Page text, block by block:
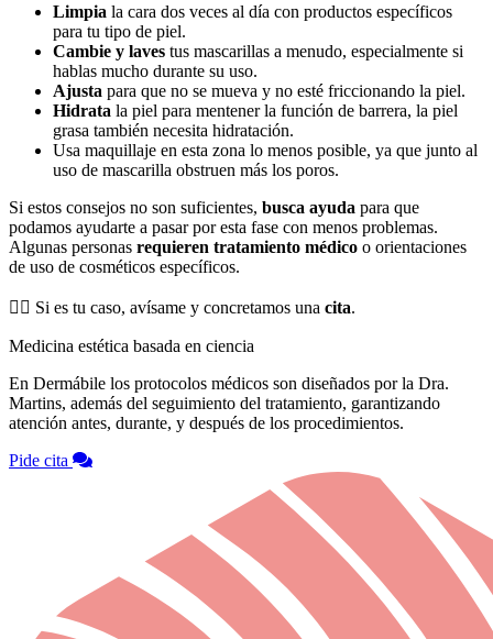
Limpia la cara dos veces al día con productos específicos
para tu tipo de piel.
Cambie y laves tus mascarillas a menudo, especialmente si
hablas mucho durante su uso.
Ajusta para que no se mueva y no esté friccionando la piel.
Hidrata la piel para mentener la función de barrera, la piel
grasa también necesita hidratación.
Usa maquillaje en esta zona lo menos posible, ya que junto al
uso de mascarilla obstruen más los poros.
Si estos consejos no son suficientes, busca ayuda para que
podamos ayudarte a pasar por esta fase con menos problemas.
Algunas personas requieren tratamiento médico o orientaciones
de uso de cosméticos específicos.
👉🏻 Si es tu caso, avísame y concretamos una cita.
Medicina estética basada en ciencia
En Dermábile los protocolos médicos son diseñados por la Dra.
Martins, además del seguimiento del tratamiento, garantizando
atención antes, durante, y después de los procedimientos.
Pide cita